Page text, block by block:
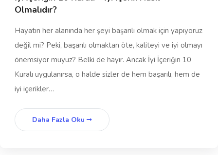
Olmalıdır?
Hayatın her alanında her şeyi başarılı olmak için yapıyoruz
değil mi? Peki, başarılı olmaktan öte, kaliteyi ve iyi olmayı
önemsiyor muyuz? Belki de hayır. Ancak İyi İçeriğin 10
Kuralı uygulanırsa, o halde sizler de hem başarılı, hem de
iyi içerikler…
Daha Fazla Oku